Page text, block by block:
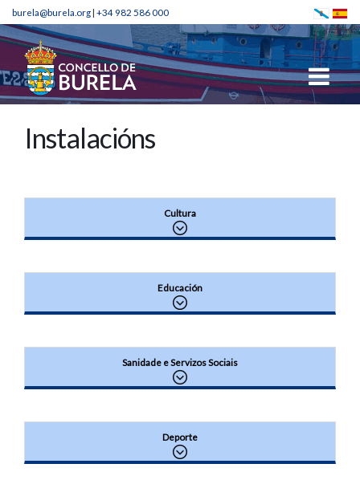
burela@burela.org| +34 982 586 000
Instalacións
Cultura
Educación
Sanidade e Servizos Sociais
Deporte